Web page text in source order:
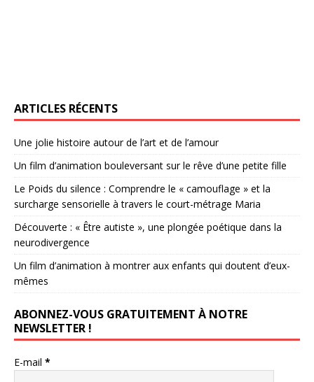
ARTICLES RÉCENTS
Une jolie histoire autour de l’art et de l’amour
Un film d’animation bouleversant sur le rêve d’une petite fille
Le Poids du silence : Comprendre le « camouflage » et la
surcharge sensorielle à travers le court-métrage Maria
Découverte : « Être autiste », une plongée poétique dans la
neurodivergence
Un film d’animation à montrer aux enfants qui doutent d’eux-
mêmes
ABONNEZ-VOUS GRATUITEMENT À NOTRE
NEWSLETTER !
E-mail *